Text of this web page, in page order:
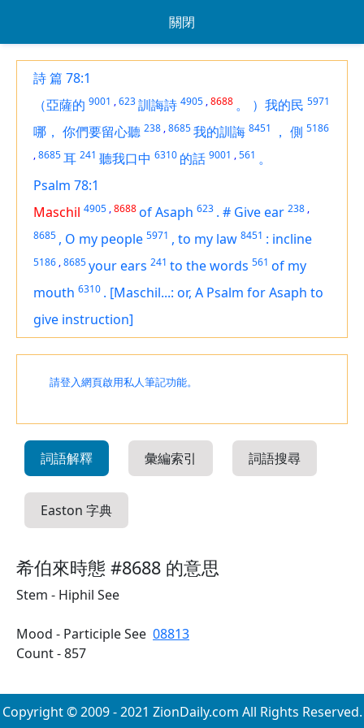
關閉
詩 篇 78:1
（亞薩的 9001 ,623訓誨詩 4905 ,8688 。 ）我的民 5971
哪， 你們要留心聽 238 ,8685我的訓誨 8451 ， 側 5186
,8685耳 241 聽我口中 6310 的話 9001 ,561 。
Psalm 78:1
Maschil 4905 ,8688of Asaph 623 . # Give ear 238 ,
8685 , O my people 5971 , to my law 8451 : incline
5186 ,8685your ears 241 to the words 561 of my
mouth 6310 . [Maschil...: or, A Psalm for Asaph to
give instruction]
請登入網頁啟用私人筆記功能。
詞語解釋 彙編索引 詞語搜尋
Easton 字典
希伯來時態 #8688 的意思
Stem - Hiphil See
Mood - Participle See 08813
Count - 857
Copyright © 2009 - 2021 ZionDaily.com All Rights Reserved.